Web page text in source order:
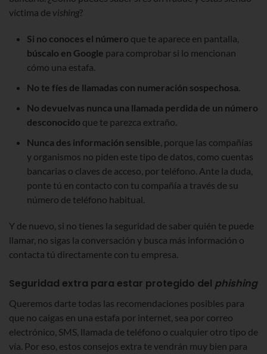
víctima de vishing?
Si no conoces el número que te aparece en pantalla,
búscalo en Google para comprobar si lo mencionan
cómo una estafa.
No te fíes de llamadas con numeración sospechosa.
No devuelvas nunca una llamada perdida de un número
desconocido que te parezca extraño.
Nunca des información sensible, porque las compañías
y organismos no piden este tipo de datos, como cuentas
bancarias o claves de acceso, por teléfono. Ante la duda,
ponte tú en contacto con tu compañía a través de su
número de teléfono habitual.
Y de nuevo, si no tienes la seguridad de saber quién te puede
llamar, no sigas la conversación y busca más información o
contacta tú directamente con tu empresa.
Seguridad extra para estar protegido del phishing
Queremos darte todas las recomendaciones posibles para
que no caigas en una estafa por internet, sea por correo
electrónico, SMS, llamada de teléfono o cualquier otro tipo de
vía. Por eso, estos consejos extra te vendrán muy bien para